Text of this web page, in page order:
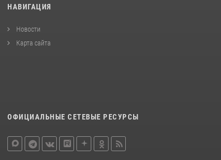
НАВИГАЦИЯ
Новости
Карта сайта
ОФИЦИАЛЬНЫЕ СЕТЕВЫЕ РЕСУРСЫ